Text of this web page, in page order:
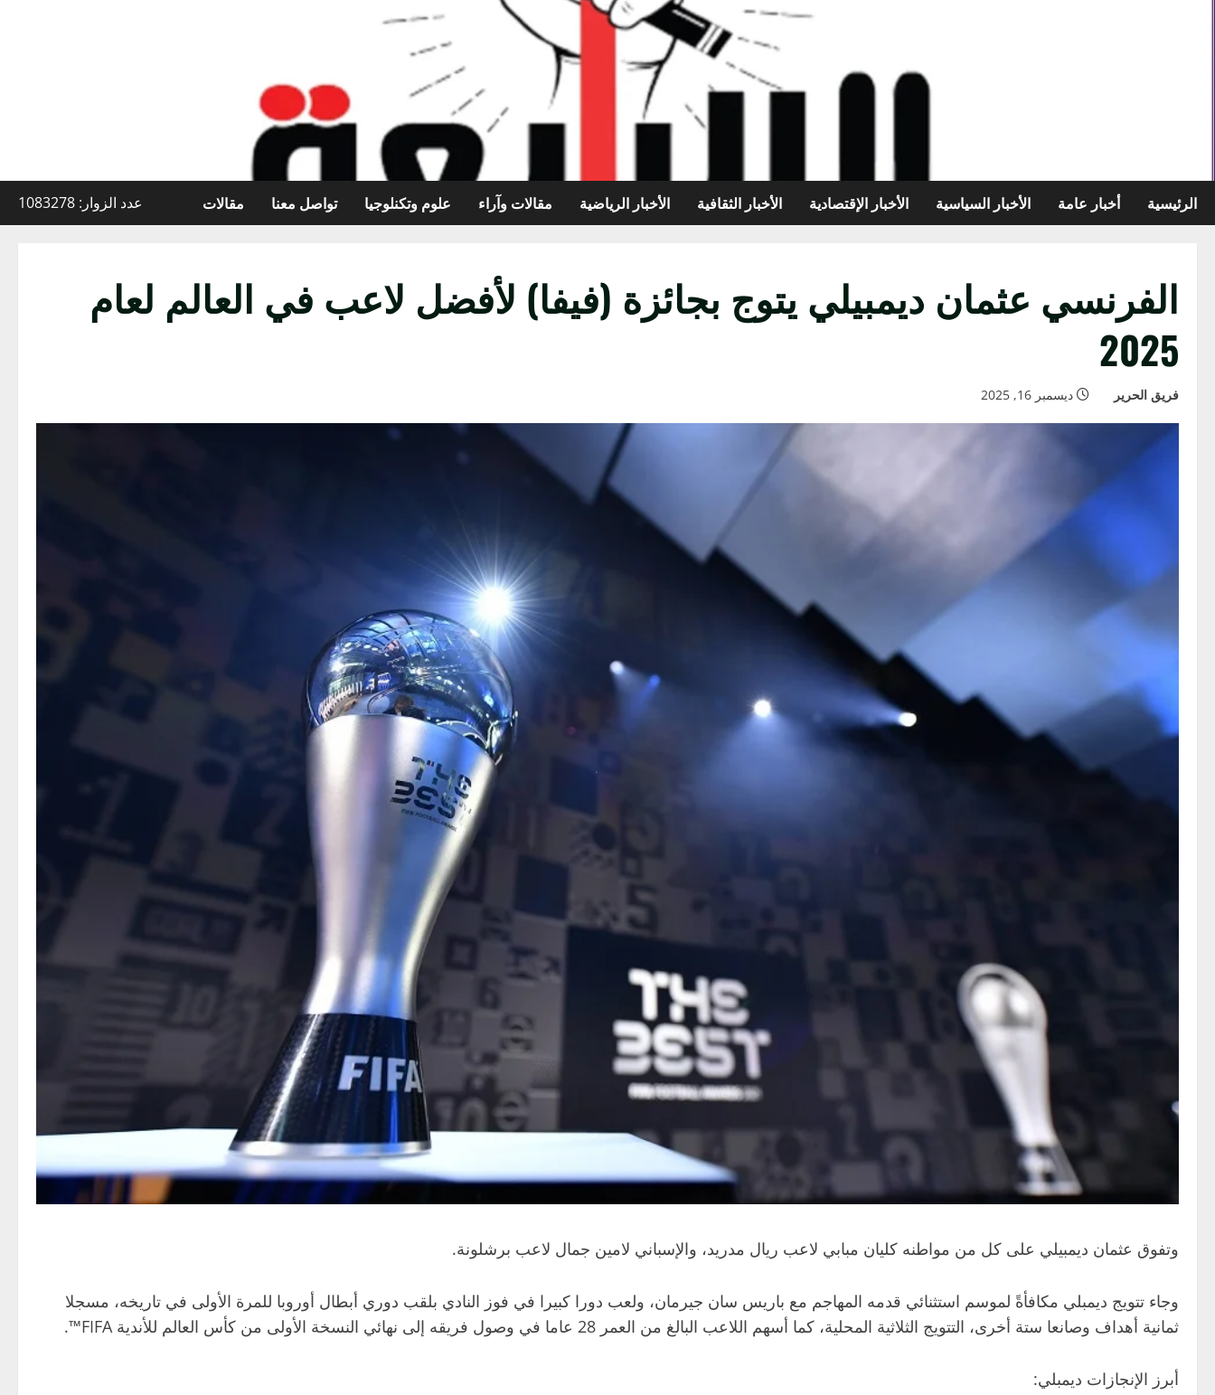
الرئيسية أخبار عامة الأخبار السياسية الأخبار الإقتصادية الأخبار الثقافية الأخبار الرياضية مقالات وآراء علوم وتكنلوجيا تواصل معنا مقالات عدد الزوار: 1083278
الفرنسي عثمان ديمبيلي يتوج بجائزة (فيفا) لأفضل لاعب في العالم لعام
2025
فريق الحرير ديسمبر 16, 2025
وتفوق عثمان ديمبيلي على كل من مواطنه كليان مبابي لاعب ريال مدريد، والإسباني لامين جمال لاعب برشلونة.
وجاء تتويج ديمبلي مكافأةً لموسم استثنائي قدمه المهاجم مع باريس سان جيرمان، ولعب دورا كبيرا في فوز النادي بلقب دوري أبطال أوروبا للمرة الأولى في تاريخه، مسجلا
ثمانية أهداف وصانعا ستة أخرى، التتويج الثلاثية المحلية، كما أسهم اللاعب البالغ من العمر 28 عاما في وصول فريقه إلى نهائي النسخة الأولى من كأس العالم للأندية FIFA™.
أبرز الإنجازات ديمبلي: